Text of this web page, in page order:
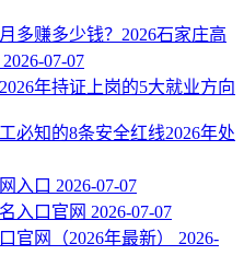
多赚多少钱？2026石家庄高
2026-07-07
年持证上岗的5大就业方向
必知的8条安全红线2026年处
入口 2026-07-07
入口官网 2026-07-07
官网（2026年最新） 2026-